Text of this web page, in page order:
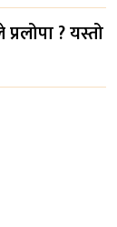
? यस्तो